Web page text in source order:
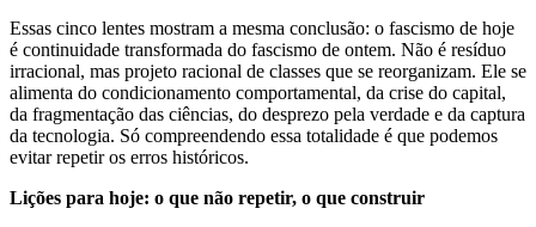
Essas cinco lentes mostram a mesma conclusão: o fascismo de hoje
é continuidade transformada do fascismo de ontem. Não é resíduo
irracional, mas projeto racional de classes que se reorganizam. Ele se
alimenta do condicionamento comportamental, da crise do capital,
da fragmentação das ciências, do desprezo pela verdade e da captura
da tecnologia. Só compreendendo essa totalidade é que podemos
evitar repetir os erros históricos.
Lições para hoje: o que não repetir, o que construir